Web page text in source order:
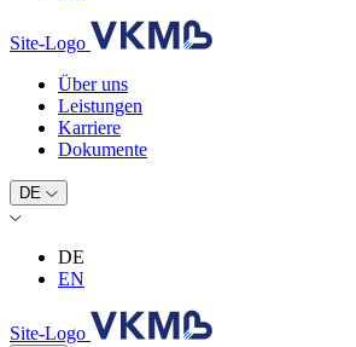
Site-Logo
Über uns
Leistungen
Karriere
Dokumente
DE
DE
EN
Site-Logo